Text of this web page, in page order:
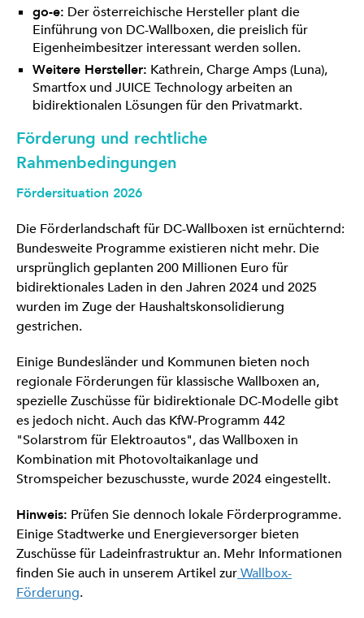
go-e: Der österreichische Hersteller plant die
Einführung von DC-Wallboxen, die preislich für
Eigenheimbesitzer interessant werden sollen.
Weitere Hersteller: Kathrein, Charge Amps (Luna),
Smartfox und JUICE Technology arbeiten an
bidirektionalen Lösungen für den Privatmarkt.
Förderung und rechtliche
Rahmenbedingungen
Fördersituation 2026
Die Förderlandschaft für DC-Wallboxen ist ernüchternd:
Bundesweite Programme existieren nicht mehr. Die
ursprünglich geplanten 200 Millionen Euro für
bidirektionales Laden in den Jahren 2024 und 2025
wurden im Zuge der Haushaltskonsolidierung
gestrichen.
Einige Bundesländer und Kommunen bieten noch
regionale Förderungen für klassische Wallboxen an,
spezielle Zuschüsse für bidirektionale DC-Modelle gibt
es jedoch nicht. Auch das KfW-Programm 442
"Solarstrom für Elektroautos", das Wallboxen in
Kombination mit Photovoltaikanlage und
Stromspeicher bezuschusste, wurde 2024 eingestellt.
Hinweis: Prüfen Sie dennoch lokale Förderprogramme.
Einige Stadtwerke und Energieversorger bieten
Zuschüsse für Ladeinfrastruktur an. Mehr Informationen
finden Sie auch in unserem Artikel zurWallbox-
Förderung.